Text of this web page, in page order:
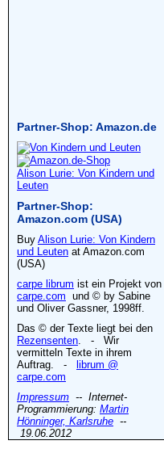
Partner-Shop: Amazon.de
Alison Lurie: Von Kindern und
Leuten
Partner-Shop:
Amazon.com (USA)
Buy Alison Lurie: Von Kindern
und Leuten at Amazon.com
(USA)
carpe librum ist ein Projekt von
carpe.com und © by Sabine
und Oliver Gassner, 1998ff.
Das © der Texte liegt bei den
Rezensenten. - Wir
vermitteln Texte in ihrem
Auftrag. -
librum @
carpe.com
Impressum -- Internet-
Programmierung: Martin
Hönninger, Karlsruhe --
19.06.2012